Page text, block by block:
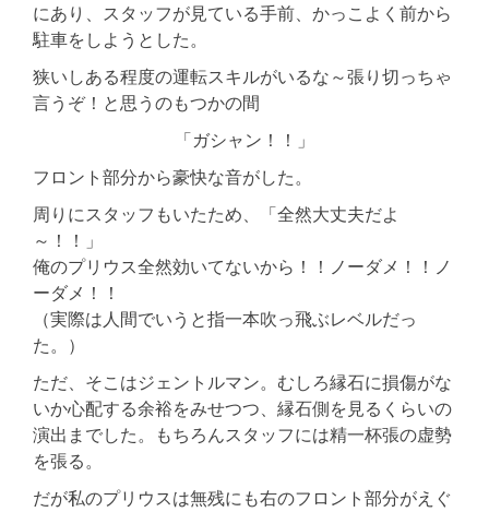
にあり、スタッフが見ている手前、かっこよく前から
駐車をしようとした。
狭いしある程度の運転スキルがいるな～張り切っちゃ
言うぞ！と思うのもつかの間
「ガシャン！！」
フロント部分から豪快な音がした。
周りにスタッフもいたため、「全然大丈夫だよ
～！！」
俺のプリウス全然効いてないから！！ノーダメ！！ノ
ーダメ！！
（実際は人間でいうと指一本吹っ飛ぶレベルだっ
た。）
ただ、そこはジェントルマン。むしろ縁石に損傷がな
いか心配する余裕をみせつつ、縁石側を見るくらいの
演出までした。もちろんスタッフには精一杯張の虚勢
を張る。
だが私のプリウスは無残にも右のフロント部分がえぐ